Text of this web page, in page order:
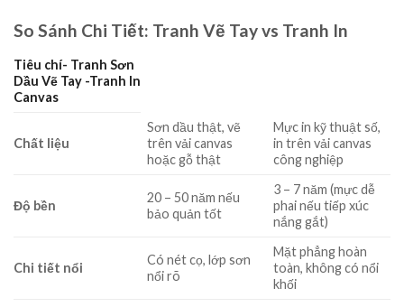
So Sánh Chi Tiết: Tranh Vẽ Tay vs Tranh In
Tiêu chí- Tranh Sơn
Dầu Vẽ Tay -Tranh In
Canvas
Chất liệu
Sơn dầu thật, vẽ
trên vải canvas
hoặc gỗ thật
Mực in kỹ thuật số,
in trên vải canvas
công nghiệp
Độ bền
20 – 50 năm nếu
bảo quản tốt
3 – 7 năm (mực dễ
phai nếu tiếp xúc
nắng gắt)
Chi tiết nổi
Có nét cọ, lớp sơn
nổi rõ
Mặt phẳng hoàn
toàn, không có nổi
khối